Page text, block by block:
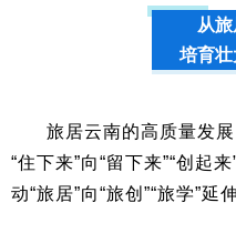
从
培育
旅居云南的高质量发
“住下来”向“留下来”“创起
动“旅居”向“旅创”“旅学”延